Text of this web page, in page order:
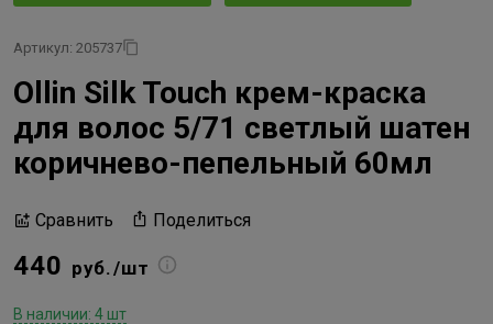
Артикул: 205737
Ollin Silk Touch крем-краска
для волос 5/71 светлый шатен
коричнево-пепельный 60мл
Сравнить Поделиться
440 руб./шт
В наличии: 4 шт